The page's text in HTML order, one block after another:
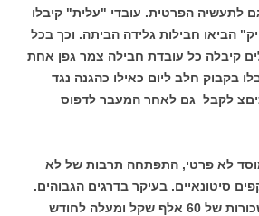
לתעשיה הפרטית. עובדי "עלית" קיבלו
הביאו חבילות גלידה הביתה. וכך בכל
קיבלה כל עובדת חבילה צמר גפן אחת
בקבוק חלב ליום כאילו כהגנה נגד
לקבל גם לאחר המעבר לדפוס
לא פרטי, התפתחה תרבות של לא
סיטונאיים. בעיקר בדרגים הגבוהים.
איך אפשר להסביר משכורות של 60 אלף שקל ומעלה לחודש